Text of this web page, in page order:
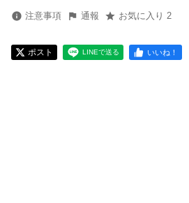
注意事項 通報 お気に入り 2
ポスト LINEで送る いいね！